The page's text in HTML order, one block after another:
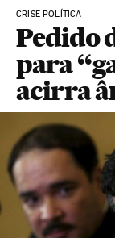
CRISE POLÍTICA
Pedido
para
acirra